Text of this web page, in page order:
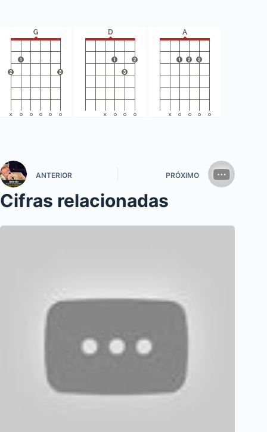
ANTERIOR PRÓXIMO
Cifras relacionadas